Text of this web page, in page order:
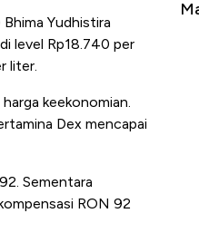
Yudhistira
level Rp18.740 per
liter.
keekonomian.
Dex mencapai
Sementara
RON 92
Paling Menyala?